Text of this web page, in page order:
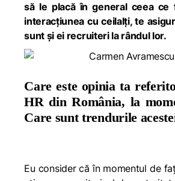
să le placă în general ceea ce
interacțiunea cu ceilalți, te
sunt și ei recruiteri la rândul lor.
Care este opinia ta
HR din România, la
Care sunt trendurile
Eu consider că în momentul de